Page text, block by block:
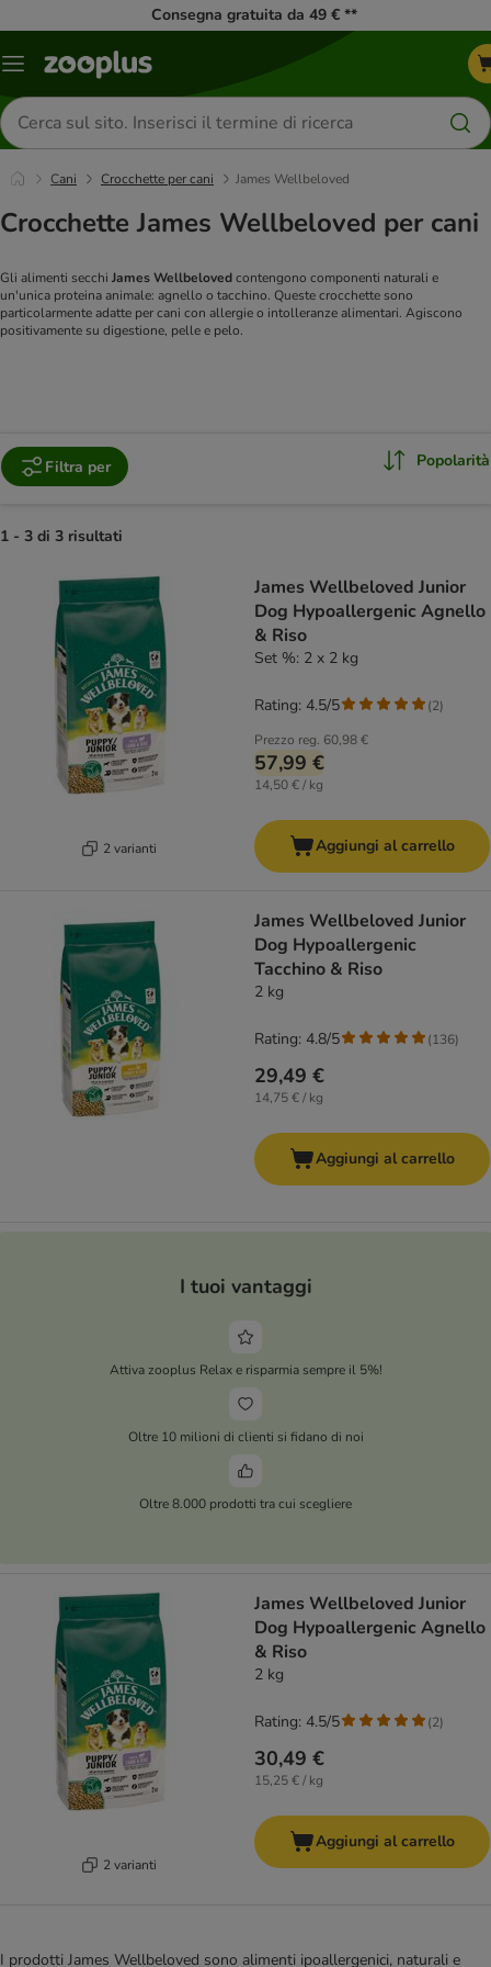
Consegna gratuita da 49 € **
Overview
Cerca
prodotti
Cani Crocchette per cani James Wellbeloved
Crocchette James Wellbeloved per cani
Gli alimenti secchi James Wellbelovedcontengono componenti naturali e
un'unica proteina animale: agnello o tacchino. Queste crocchette sono
particolarmente adatte per cani con allergie o intolleranze alimentari. Agiscono
positivamente su digestione, pelle e pelo.
Filtra per Popolarità
1 - 3 di 3 risultati
2 varianti
James Wellbeloved Junior
Dog Hypoallergenic Agnello
& Riso
Set %: 2 x 2 kg
Prezzo reg. 60,98 €
57,99 €
14,50 € / kg
Rating: 4.5/5 (2)
Aggiungi al carrello
James Wellbeloved Junior
Dog Hypoallergenic
Tacchino & Riso
2 kg
29,49 €
14,75 € / kg
Rating: 4.8/5 (136)
Aggiungi al carrello
I tuoi vantaggi
Attiva zooplus Relax e risparmia sempre il 5%!
Oltre 10 milioni di clienti si fidano di noi
Oltre 8.000 prodotti tra cui scegliere
2 varianti
James Wellbeloved Junior
Dog Hypoallergenic Agnello
& Riso
2 kg
30,49 €
15,25 € / kg
Rating: 4.5/5 (2)
Aggiungi al carrello
I prodotti James Wellbeloved sono alimenti ipoallergenici, naturali e